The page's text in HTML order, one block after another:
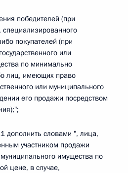
победителей (при
покупателей (при
или
по минимально
лиц, имеющих право
или муниципального
его продажи посредством
дополнить словами ", лица,
участником продажи
имущества по
цене, в случае,